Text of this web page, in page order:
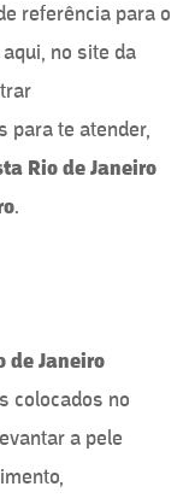
referência para o
no site da
para te atender,
Rio de Janeiro
.
de Janeiro
colocados no
a pele